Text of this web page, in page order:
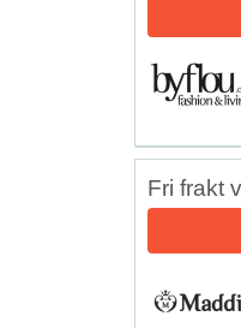
Fri frakt